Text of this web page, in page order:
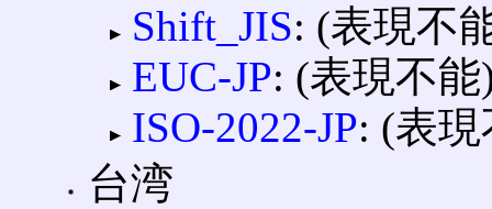
Shift_JIS: (表現不
EUC-JP: (表現不能
ISO-2022-JP: (表
台湾